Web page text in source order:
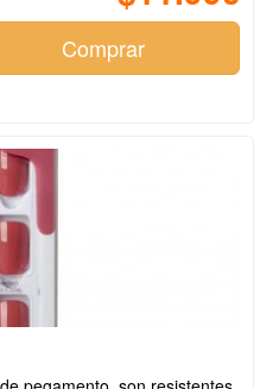
Comprar